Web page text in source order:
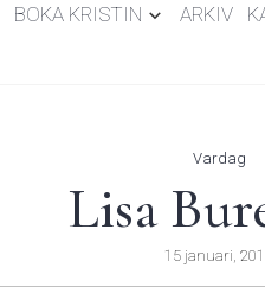
BOKA KRISTIN ARKIV
Vardag
Lisa
15 januari,